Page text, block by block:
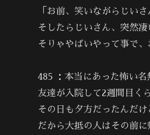
「お前、笑いながらじいさ
そしたらじいさん、突然
そりゃやばいやって事で
485 ：本当にあった怖い
友達が入院して2週間目く
その日も夕方だったんだ
だから大抵の人はその前